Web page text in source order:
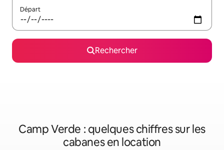
Départ
Rechercher
Camp Verde : quelques chiffres sur les
cabanes en location